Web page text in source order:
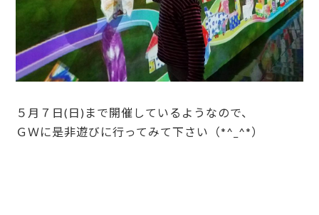
５月７日(日)まで開催しているようなので、
ＧＷに是非遊びに行ってみて下さい（*^_^*）